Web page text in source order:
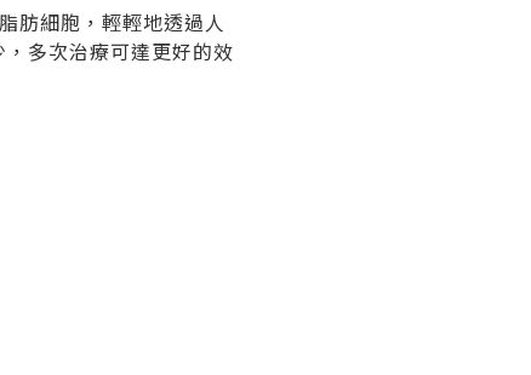
肪細胞，輕輕地透過人
多次治療可達更好的效